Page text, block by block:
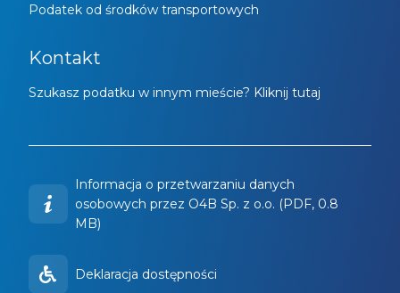
Podatek od środków transportowych
Kontakt
Szukasz podatku w innym mieście? Kliknij tutaj
Informacja o przetwarzaniu danych
osobowych przez O4B Sp. z o.o. (PDF, 0.8
MB)
Deklaracja dostępności